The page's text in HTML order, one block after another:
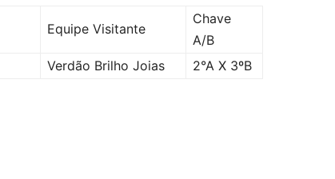
Equipe Visitante
Chave
A/B
Verdão Brilho Joias 2°A X 3ºB